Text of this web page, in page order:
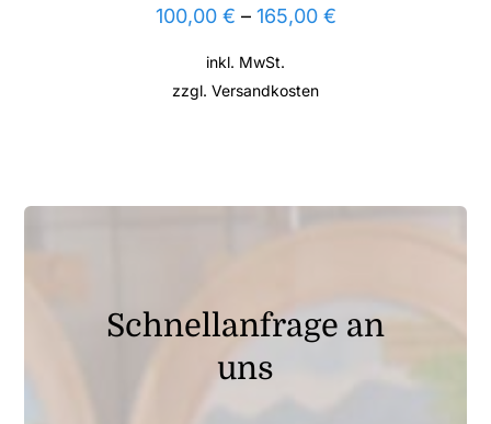
100,00 € – 165,00 €
inkl. MwSt.
zzgl. Versandkosten
Schnellanfrage an
uns